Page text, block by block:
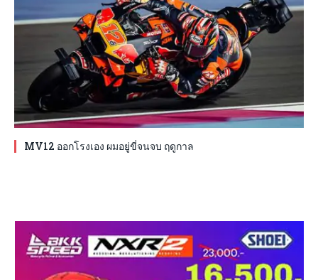
MV12 ออกโรงเอง ผมอยู่ขี่จนจบ ฤดูกาล